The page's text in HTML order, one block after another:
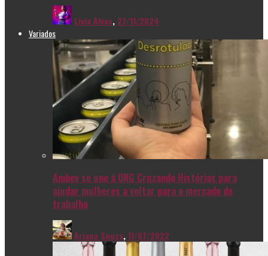
Livia Alves, 27/11/2024
Variados
Ambev se une à ONG Cruzando Histórias para
ajudar mulheres a voltar para o mercado de
trabalho
Ariana Souza,11/07/2022